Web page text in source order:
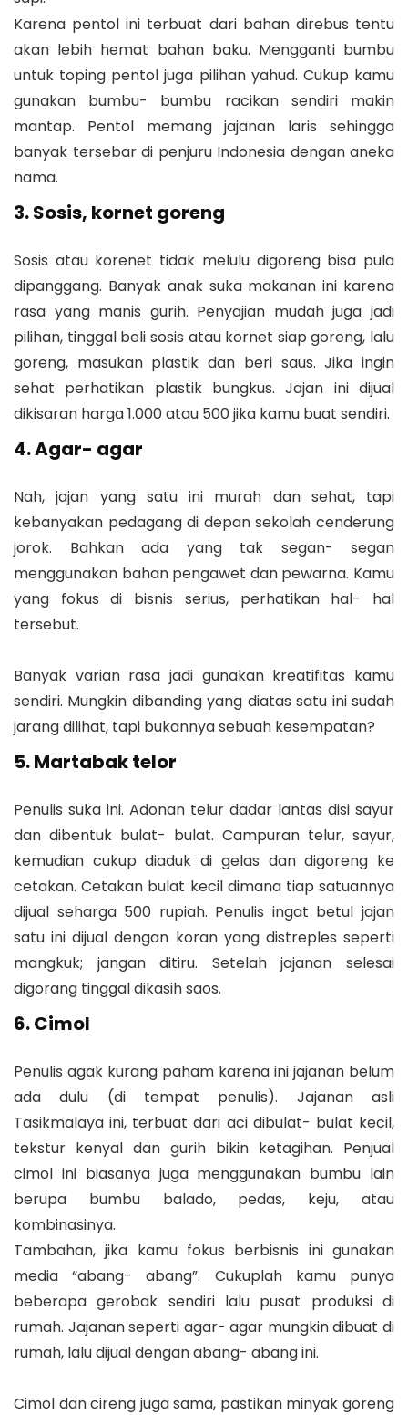
Karena pentol ini terbuat dari bahan direbus tentu
akan lebih hemat bahan baku. Mengganti bumbu
untuk toping pentol juga pilihan yahud. Cukup kamu
gunakan bumbu- bumbu racikan sendiri makin
mantap. Pentol memang jajanan laris sehingga
banyak tersebar di penjuru Indonesia dengan aneka
nama.
3. Sosis, kornet goreng
Sosis atau korenet tidak melulu digoreng bisa pula
dipanggang. Banyak anak suka makanan ini karena
rasa yang manis gurih. Penyajian mudah juga jadi
pilihan, tinggal beli sosis atau kornet siap goreng, lalu
goreng, masukan plastik dan beri saus. Jika ingin
sehat perhatikan plastik bungkus. Jajan ini dijual
dikisaran harga 1.000 atau 500 jika kamu buat sendiri.
4. Agar- agar
Nah, jajan yang satu ini murah dan sehat, tapi
kebanyakan pedagang di depan sekolah cenderung
jorok. Bahkan ada yang tak segan- segan
menggunakan bahan pengawet dan pewarna. Kamu
yang fokus di bisnis serius, perhatikan hal- hal
tersebut.
Banyak varian rasa jadi gunakan kreatifitas kamu
sendiri. Mungkin dibanding yang diatas satu ini sudah
jarang dilihat, tapi bukannya sebuah kesempatan?
5. Martabak telor
Penulis suka ini. Adonan telur dadar lantas disi sayur
dan dibentuk bulat- bulat. Campuran telur, sayur,
kemudian cukup diaduk di gelas dan digoreng ke
cetakan. Cetakan bulat kecil dimana tiap satuannya
dijual seharga 500 rupiah. Penulis ingat betul jajan
satu ini dijual dengan koran yang distreples seperti
mangkuk; jangan ditiru. Setelah jajanan selesai
digorang tinggal dikasih saos.
6. Cimol
Penulis agak kurang paham karena ini jajanan belum
ada dulu (di tempat penulis). Jajanan asli
Tasikmalaya ini, terbuat dari aci dibulat- bulat kecil,
tekstur kenyal dan gurih bikin ketagihan. Penjual
cimol ini biasanya juga menggunakan bumbu lain
berupa bumbu balado, pedas, keju, atau
kombinasinya.
Tambahan, jika kamu fokus berbisnis ini gunakan
media “abang- abang”. Cukuplah kamu punya
beberapa gerobak sendiri lalu pusat produksi di
rumah. Jajanan seperti agar- agar mungkin dibuat di
rumah, lalu dijual dengan abang- abang ini.
Cimol dan cireng juga sama, pastikan minyak goreng